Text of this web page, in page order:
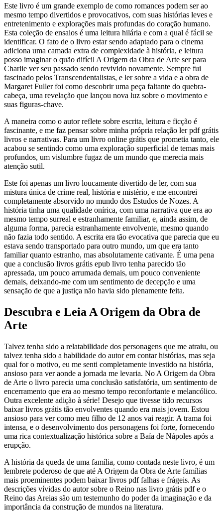
Este livro é um grande exemplo de como romances podem ser ao
mesmo tempo divertidos e provocativos, com suas histórias leves e
entretenimento e explorações mais profundas do coração humano.
Esta coleção de ensaios é uma leitura hilária e com a qual é fácil se
identificar. O fato de o livro estar sendo adaptado para o cinema
adiciona uma camada extra de complexidade à história, e leitura
posso imaginar o quão difícil A Origem da Obra de Arte ser para
Charlie ver seu passado sendo revivido novamente. Sempre fui
fascinado pelos Transcendentalistas, e ler sobre a vida e a obra de
Margaret Fuller foi como descobrir uma peça faltante do quebra-
cabeça, uma revelação que lançou nova luz sobre o movimento e
suas figuras-chave.
A maneira como o autor reflete sobre escrita, leitura e ficção é
fascinante, e me faz pensar sobre minha própria relação ler pdf grátis
livros e narrativas. Para um livro online grátis que prometia tanto, ele
acabou se sentindo como uma exploração superficial de temas mais
profundos, um vislumbre fugaz de um mundo que merecia mais
atenção sutil.
Este foi apenas um livro loucamente divertido de ler, com sua
mistura única de crime real, história e mistério, e me encontrei
completamente absorvido no mundo dos Estudos de Nozes. A
história tinha uma qualidade onírica, com uma narrativa que era ao
mesmo tempo surreal e estranhamente familiar, e, ainda assim, de
alguma forma, parecia estranhamente envolvente, mesmo quando
não fazia todo sentido. A escrita era tão evocativa que parecia que eu
estava sendo transportado para outro mundo, um que era tanto
familiar quanto estranho, mas absolutamente cativante. É uma pena
que a conclusão livros grátis epub livro tenha parecido tão
apressada, um pouco arrumada demais, um pouco conveniente
demais, deixando-me com um sentimento de decepção e uma
sensação de que a justiça não havia sido plenamente feita.
Descubra e Leia A Origem da Obra de
Arte
Talvez tenha sido a relatabilidade dos personagens que me atraiu, ou
talvez tenha sido a habilidade do autor em contar histórias, mas seja
qual for o motivo, eu me senti completamente investido na história,
ansioso para ver aonde a jornada me levaria. No A Origem da Obra
de Arte o livro parecia uma conclusão satisfatória, um sentimento de
encerramento que era ao mesmo tempo reconfortante e melancólico.
Outra excelente adição à série! Desejo que tivesse tido recursos
baixar livros grátis tão envolventes quando era mais jovem. Estou
ansioso para ver como meu filho de 12 anos vai reagir. A trama foi
intensa, e o desenvolvimento dos personagens foi forte, fornecendo
uma rica contextualização histórica sobre a Baía de Nápoles após a
erupção.
A história da queda de uma família, como contada neste livro, é um
lembrete poderoso de que até A Origem da Obra de Arte famílias
mais proeminentes podem baixar livros pdf falhas e frágeis. As
descrições vívidas do autor sobre o Reino nas livro grátis pdf e o
Reino das Areias são um testemunho do poder da imaginação e da
importância da construção de mundos na literatura.